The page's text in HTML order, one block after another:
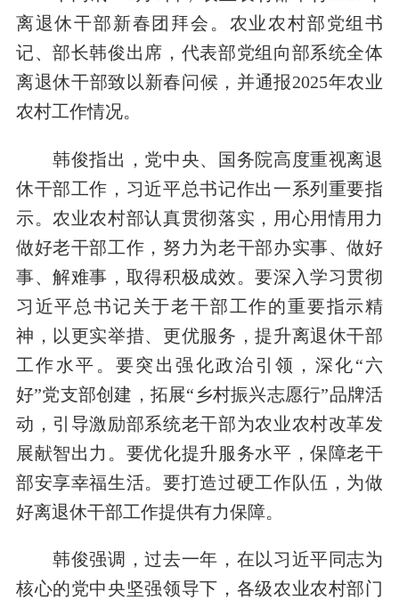
离退休干部新春团拜会。农业农村部党组书
记、部长韩俊出席，代表部党组向部系统全体
离退休干部致以新春问候，并通报2025年农业
农村工作情况。
韩俊指出，党中央、国务院高度重视离退
休干部工作，习近平总书记作出一系列重要指
示。农业农村部认真贯彻落实，用心用情用力
做好老干部工作，努力为老干部办实事、做好
事、解难事，取得积极成效。要深入学习贯彻
习近平总书记关于老干部工作的重要指示精
神，以更实举措、更优服务，提升离退休干部
工作水平。要突出强化政治引领，深化“六
好”党支部创建，拓展“乡村振兴志愿行”品牌活
动，引导激励部系统老干部为农业农村改革发
展献智出力。要优化提升服务水平，保障老干
部安享幸福生活。要打造过硬工作队伍，为做
好离退休干部工作提供有力保障。
韩俊强调，过去一年，在以习近平同志为
核心的党中央坚强领导下，各级农业农村部门